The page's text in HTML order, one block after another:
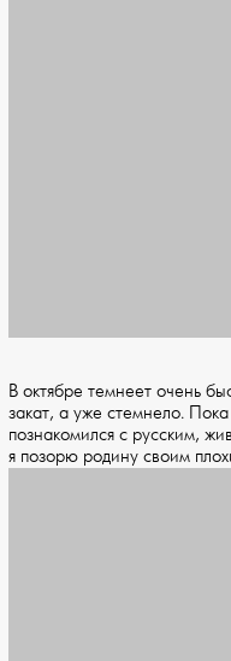
В октябре темнеет очень
закат, а уже стемнело.
познакомился с русским,
я позорю родину своим